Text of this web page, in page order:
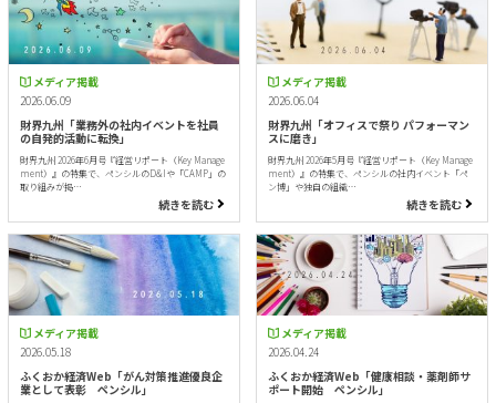
メディア掲載
2026.06.09
財界九州「業務外の社内イベントを社員
の自発的活動に転換」
財界九州 2026年6月号『経営リポート（Key Manage
ment）』の特集で、ペンシルのD&Iや「CAMP」の
取り組みが掲…
続きを読む
メディア掲載
2026.06.04
財界九州「オフィスで祭り パフォーマン
スに磨き」
財界九州 2026年5月号『経営リポート（Key Manage
ment）』の特集で、ペンシルの社内イベント「ペ
ン博」や独自の組織…
続きを読む
メディア掲載
2026.05.18
ふくおか経済Web「がん対策推進優良企
業として表彰 ペンシル」
メディア掲載
2026.04.24
ふくおか経済Web「健康相談・薬剤師サ
ポート開始 ペンシル」